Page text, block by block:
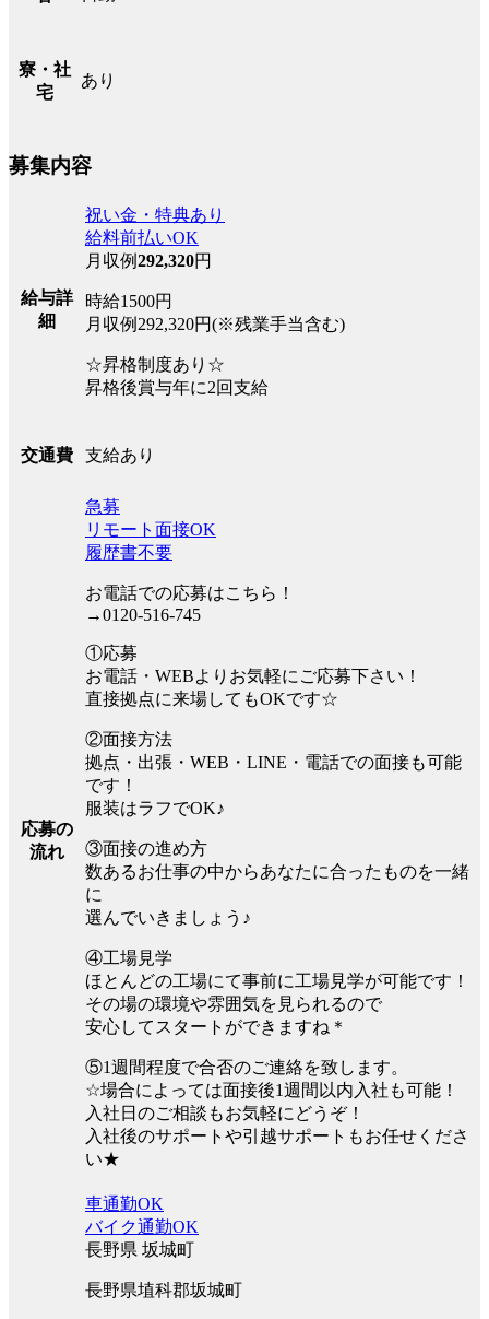
寮・社
宅
あり
募集内容
給与詳
細
祝い金・特典あり
給料前払いOK
月収例292,320円
時給1500円
月収例292,320円(※残業手当含む)
☆昇格制度あり☆
昇格後賞与年に2回支給
交通費 支給あり
応募の
流れ
急募
リモート面接OK
履歴書不要
お電話での応募はこちら！
→0120-516-745
①応募
お電話・WEBよりお気軽にご応募下さい！
直接拠点に来場してもOKです☆
②面接方法
拠点・出張・WEB・LINE・電話での面接も可能
です！
服装はラフでOK♪
③面接の進め方
数あるお仕事の中からあなたに合ったものを一緒
に
選んでいきましょう♪
④工場見学
ほとんどの工場にて事前に工場見学が可能です！
その場の環境や雰囲気を見られるので
安心してスタートができますね＊
⑤1週間程度で合否のご連絡を致します。
☆場合によっては面接後1週間以内入社も可能！
入社日のご相談もお気軽にどうぞ！
入社後のサポートや引越サポートもお任せくださ
い★
車通勤OK
バイク通勤OK
長野県 坂城町
長野県埴科郡坂城町